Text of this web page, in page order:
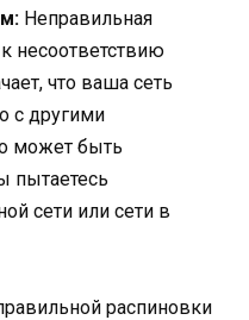
Неправильная
несоответствию
что ваша сеть
с другими
может быть
пытаетесь
сети или сети в
распиновки